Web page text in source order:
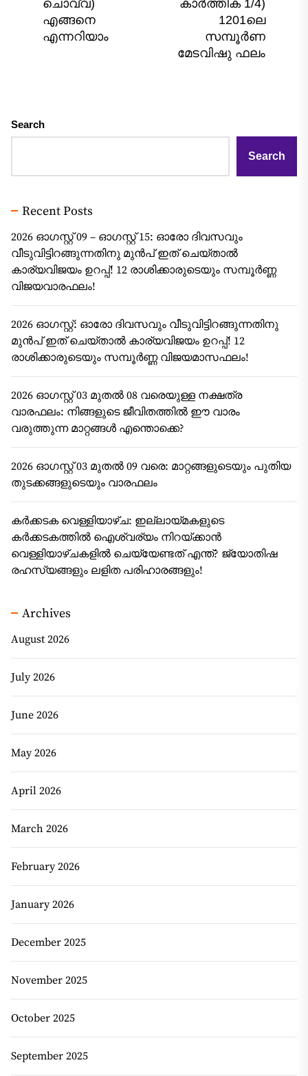
post:
ചൊവ്വ)
എങ്ങനെ
എന്നറിയാം
കാർത്തിക 1/4)
1201ലെ
സമ്പൂർണ
മേടവിഷു ഫലം
Search
Search
Recent Posts
2026 ഓഗസ്റ്റ് 09 – ഓഗസ്റ്റ് 15: ഓരോ ദിവസവും
വീടുവിട്ടിറങ്ങുന്നതിനു മുൻപ് ഇത് ചെയ്താൽ
കാര്യവിജയം ഉറപ്പ്! 12 രാശിക്കാരുടെയും സമ്പൂർണ്ണ
വിജയവാരഫലം!
2026 ഓഗസ്റ്റ്: ഓരോ ദിവസവും വീടുവിട്ടിറങ്ങുന്നതിനു
മുൻപ് ഇത് ചെയ്താൽ കാര്യവിജയം ഉറപ്പ്! 12
രാശിക്കാരുടെയും സമ്പൂർണ്ണ വിജയമാസഫലം!
2026 ഓഗസ്റ്റ് 03 മുതൽ 08 വരെയുള്ള നക്ഷത്ര
വാരഫലം: നിങ്ങളുടെ ജീവിതത്തിൽ ഈ വാരം
വരുത്തുന്ന മാറ്റങ്ങൾ എന്തൊക്കെ?
2026 ഓഗസ്റ്റ് 03 മുതൽ 09 വരെ: മാറ്റങ്ങളുടെയും പുതിയ
തുടക്കങ്ങളുടെയും വാരഫലം
കർക്കടക വെള്ളിയാഴ്ച: ഇല്ലായ്മകളുടെ
കർക്കടകത്തിൽ ഐശ്വര്യം നിറയ്ക്കാൻ
വെള്ളിയാഴ്ചകളിൽ ചെയ്യേണ്ടത് എന്ത്? ജ്യോതിഷ
രഹസ്യങ്ങളും ലളിത പരിഹാരങ്ങളും!
Archives
August 2026
July 2026
June 2026
May 2026
April 2026
March 2026
February 2026
January 2026
December 2025
November 2025
October 2025
September 2025